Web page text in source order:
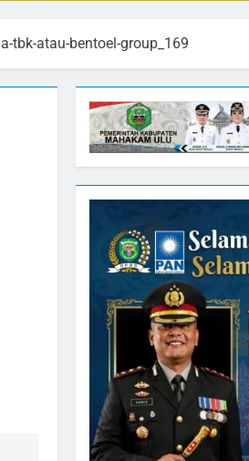
tbk-atau-bentoel-group_169